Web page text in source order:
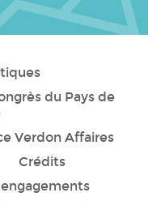
du Pays de
Verdon Affaires
Crédits